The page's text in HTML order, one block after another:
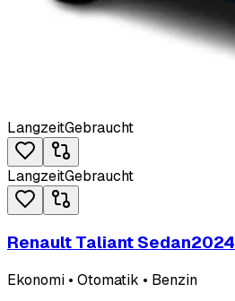
LangzeitGebraucht
LangzeitGebraucht
Renault Taliant Sedan2024
Ekonomi • Otomatik • Benzin